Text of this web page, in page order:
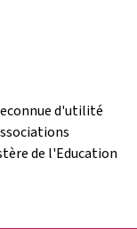
d'utilité
de l'Education